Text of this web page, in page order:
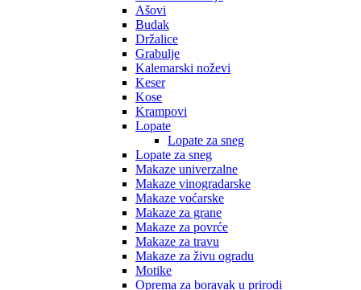
Ašovi
Budak
Držalice
Grabulje
Kalemarski noževi
Keser
Kose
Krampovi
Lopate
Lopate za sneg
Lopate za sneg
Makaze univerzalne
Makaze vinogradarske
Makaze voćarske
Makaze za grane
Makaze za povrće
Makaze za travu
Makaze za živu ogradu
Motike
Oprema za boravak u prirodi